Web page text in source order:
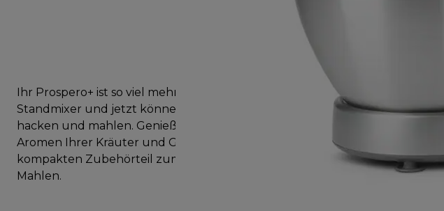
Ihr Prospero+ ist so viel mehr als nur ein
Standmixer und jetzt können Sie zu Hause
hacken und mahlen. Genießen Sie die frischen
Aromen Ihrer Kräuter und Gewürze mit dem
kompakten Zubehörteil zum Zerkleinern und
Mahlen.